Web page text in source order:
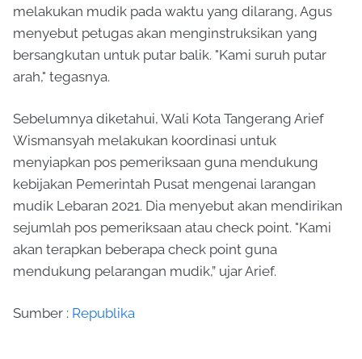
melakukan mudik pada waktu yang dilarang, Agus
menyebut petugas akan menginstruksikan yang
bersangkutan untuk putar balik. "Kami suruh putar
arah," tegasnya.
Sebelumnya diketahui, Wali Kota Tangerang Arief
Wismansyah melakukan koordinasi untuk
menyiapkan pos pemeriksaan guna mendukung
kebijakan Pemerintah Pusat mengenai larangan
mudik Lebaran 2021. Dia menyebut akan mendirikan
sejumlah pos pemeriksaan atau check point. "Kami
akan terapkan beberapa check point guna
mendukung pelarangan mudik,” ujar Arief.
Sumber : Republika